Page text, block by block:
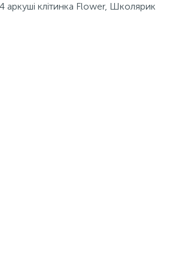
аркуші клітинка Flower, Школярик